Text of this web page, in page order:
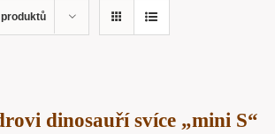
dinosauří svíce „mini S“